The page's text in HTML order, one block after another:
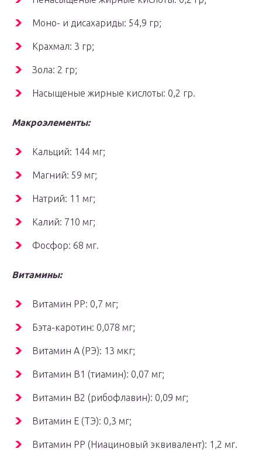
Моно- и дисахариды: 54,9 гр;
Крахмал: 3 гр;
Зола: 2 гр;
Насыщеные жирные кислоты: 0,2 гр.
Макроэлементы:
Кальций: 144 мг;
Магний: 59 мг;
Натрий: 11 мг;
Калий: 710 мг;
Фосфор: 68 мг.
Витамины:
Витамин PP: 0,7 мг;
Бэта-каротин: 0,078 мг;
Витамин A (РЭ): 13 мкг;
Витамин B1 (тиамин): 0,07 мг;
Витамин B2 (рибофлавин): 0,09 мг;
Витамин E (ТЭ): 0,3 мг;
Витамин PP (Ниациновый эквивалент): 1,2 мг.